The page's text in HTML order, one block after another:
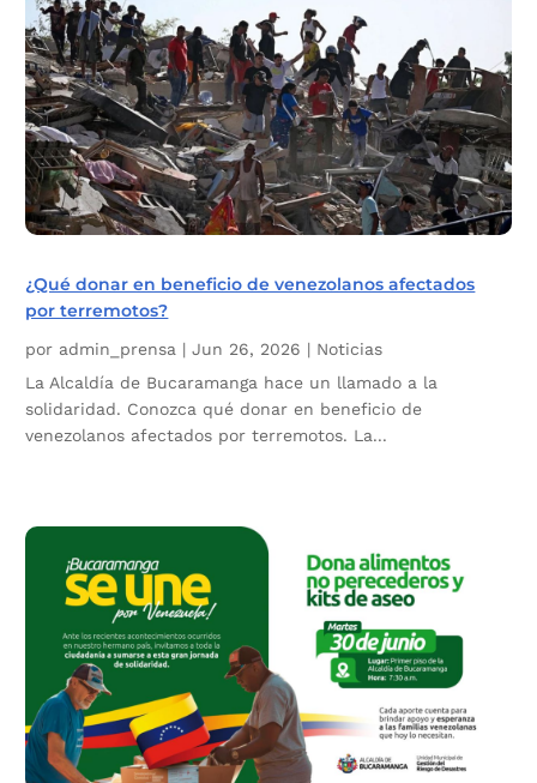
¿Qué donar en beneficio de venezolanos afectados
por terremotos?
por admin_prensa |Jun 26, 2026 | Noticias
La Alcaldía de Bucaramanga hace un llamado a la
solidaridad. Conozca qué donar en beneficio de
venezolanos afectados por terremotos. La...